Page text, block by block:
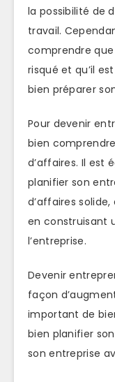
la possibilité de
travail.
comprendre
risqué et qu’il
bien préparer
Pour devenir
bien
d’affaires. Il est
planifier son
d’affaires
en construisant
l’entreprise.
Devenir
façon
important de
bien planifier
son entreprise